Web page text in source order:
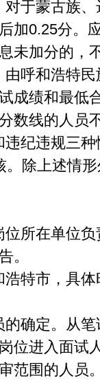
于蒙古族、
加0.25分。
未加分的，
呼和浩特民
成绩和最低
数线的人员
纪违规三种
除上述情
所在单位负
。
特市，具体
确定。从笔
位进入面试
范围的人员